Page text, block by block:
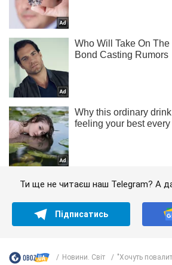
Ти ще не читаєш наш Telegram? А
Підписатись
Новини. Світ "Хочуть